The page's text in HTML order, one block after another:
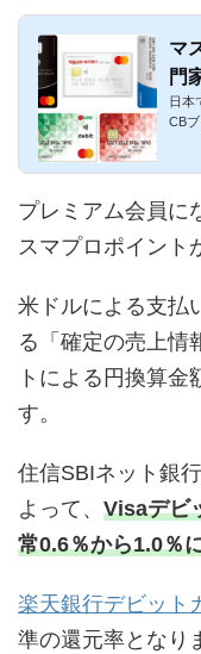
マ
門
日本
CB
プレミアム会員に
スマプロポイント
米ドルによる支払
る「確定の売上情
トによる円換算金
す。
住信SBIネット銀
よって、 Visaデビ
常0.6％から1.0％
楽天銀行デビット
準の還元率となり